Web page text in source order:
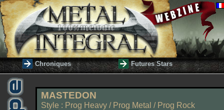
Chroniques Futures Stars
MASTEDON
Style : Prog Heavy / Prog Metal / Prog Rock